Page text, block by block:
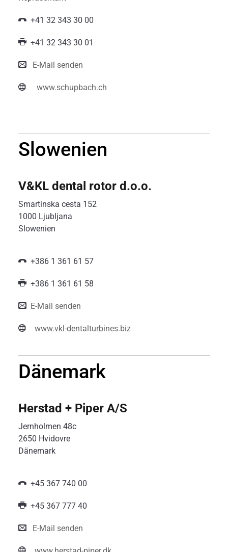
+41 32 343 30 00
+41 32 343 30 01
E-Mail senden
www.schupbach.ch
Slowenien
V&KL dental rotor d.o.o.
Smartinska cesta 152
1000 Ljubljana
Slowenien
+386 1 361 61 57
+386 1 361 61 58
E-Mail senden
www.vkl-dentalturbines.biz
Dänemark
Herstad + Piper A/S
Jernholmen 48c
2650 Hvidovre
Dänemark
+45 367 740 00
+45 367 777 40
E-Mail senden